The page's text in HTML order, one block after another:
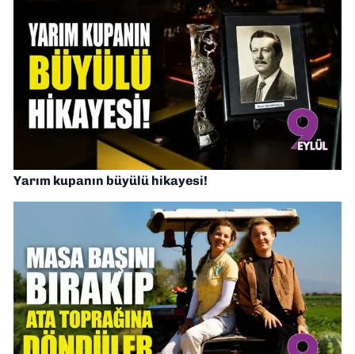
Yarım kupanın büyülü hikayesi!